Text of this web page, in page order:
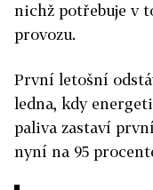
nichž potřebuje v
provozu.
První letošní
ledna, kdy
paliva zastaví
nyní na 95